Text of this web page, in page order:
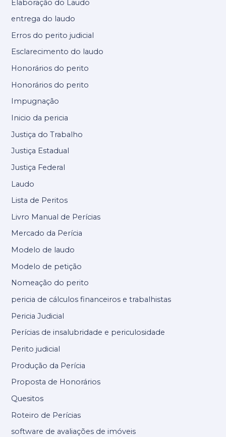
Elaboração do Laudo
entrega do laudo
Erros do perito judicial
Esclarecimento do laudo
Honorários do perito
Honorários do perito
Impugnação
Inicio da pericia
Justiça do Trabalho
Justiça Estadual
Justiça Federal
Laudo
Lista de Peritos
Livro Manual de Perícias
Mercado da Perícia
Modelo de laudo
Modelo de petição
Nomeação do perito
pericia de cálculos financeiros e trabalhistas
Pericia Judicial
Perícias de insalubridade e periculosidade
Perito judicial
Produção da Perícia
Proposta de Honorários
Quesitos
Roteiro de Perícias
software de avaliações de imóveis